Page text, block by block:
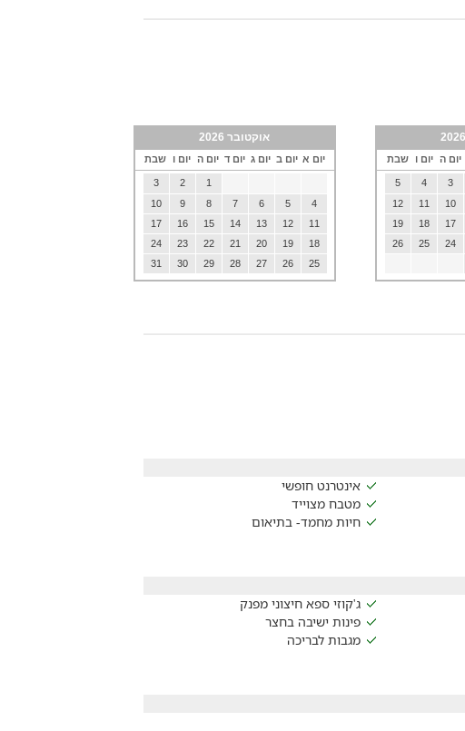
יום ה יום ו שבת
3
4
5
10
11
12
17
18
19
24
25
26
אוקטובר 2026
יום א יום ב יום ג יום ד יום ה יום ו שבת
1
2
3
4
5
6
7
8
9
10
11
12
13
14
15
16
17
18
19
20
21
22
23
24
25
26
27
28
29
30
31
אינטרנט חופשי
מטבח מצוייד
חיות מחמד- בתיאום
ג'קוזי ספא חיצוני מפנק
פינות ישיבה בחצר
מגבות לבריכה